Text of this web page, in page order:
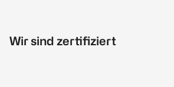
Wir sind zertifiziert